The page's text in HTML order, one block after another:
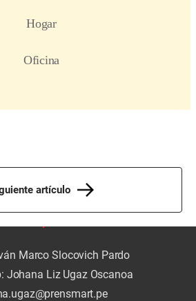
artículo
Marco Slocovich Pardo
Johana Liz Ugaz Oscanoa